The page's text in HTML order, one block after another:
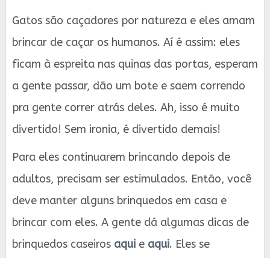
Gatos são caçadores por natureza e eles amam
brincar de caçar os humanos. Aí é assim: eles
ficam à espreita nas quinas das portas, esperam
a gente passar, dão um bote e saem correndo
pra gente correr atrás deles. Ah, isso é muito
divertido! Sem ironia, é divertido demais!
Para eles continuarem brincando depois de
adultos, precisam ser estimulados. Então, você
deve manter alguns brinquedos em casa e
brincar com eles. A gente dá algumas dicas de
brinquedos caseiros aqui e aqui. Eles se